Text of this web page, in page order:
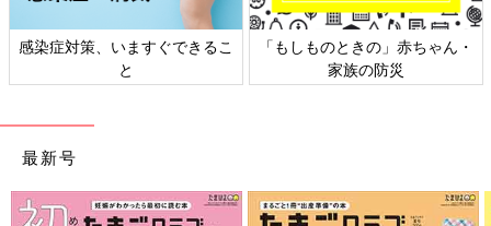
感染症対策、いますぐできるこ
と
「もしものときの」赤ちゃん・
家族の防災
最新号